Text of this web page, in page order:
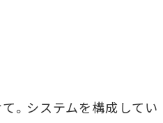
。システムを構成してい